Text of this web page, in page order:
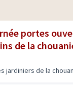
portes
de la
jardiniers de la